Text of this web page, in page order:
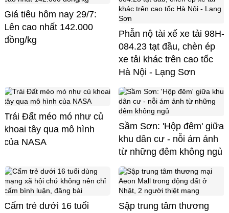
Giá tiêu hôm nay 29/7:
Lên cao nhất 142.000
đồng/kg
Phẫn nộ tài xế xe tải 98H-
084.23 tạt đầu, chèn ép
xe tải khác trên cao tốc
Hà Nội - Lạng Sơn
Trái Đất méo mó như củ
khoai tây qua mô hình
của NASA
Sầm Sơn: 'Hộp đêm' giữa
khu dân cư - nỗi ám ảnh
từ những đêm không ngủ
Cấm trẻ dưới 16 tuổi
Sập trung tâm thương